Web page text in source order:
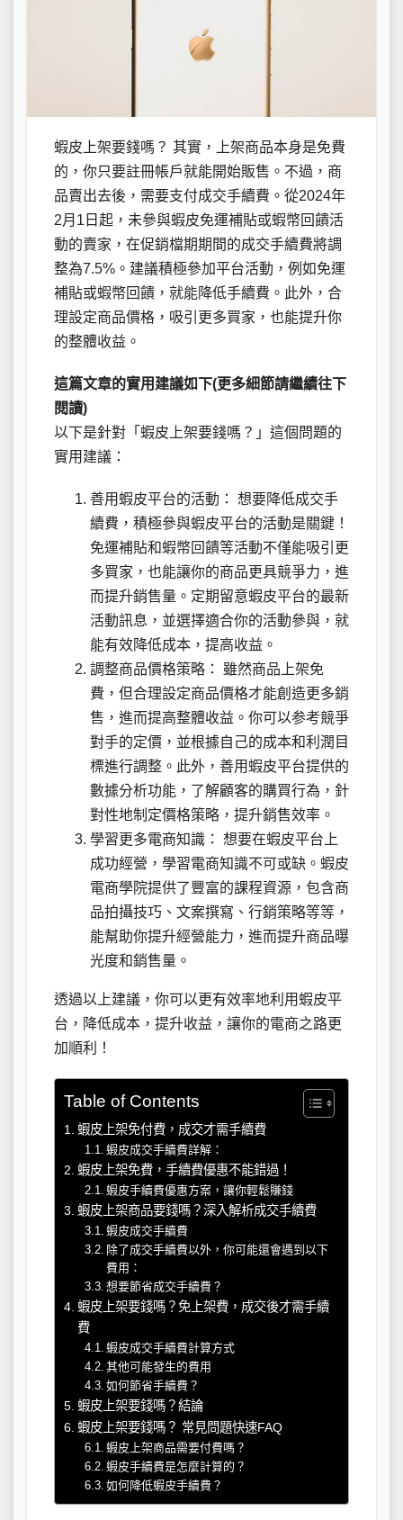
蝦皮上架要錢嗎？ 其實，上架商品本身是免費
的，你只要註冊帳戶就能開始販售。不過，商
品賣出去後，需要支付成交手續費。從2024年
2月1日起，未參與蝦皮免運補貼或蝦幣回饋活
動的賣家，在促銷檔期期間的成交手續費將調
整為7.5%。建議積極參加平台活動，例如免運
補貼或蝦幣回饋，就能降低手續費。此外，合
理設定商品價格，吸引更多買家，也能提升你
的整體收益。
這篇文章的實用建議如下(更多細節請繼續往下
閱讀)
以下是針對「蝦皮上架要錢嗎？」這個問題的
實用建議：
善用蝦皮平台的活動： 想要降低成交手
續費，積極參與蝦皮平台的活動是關鍵！
免運補貼和蝦幣回饋等活動不僅能吸引更
多買家，也能讓你的商品更具競爭力，進
而提升銷售量。定期留意蝦皮平台的最新
活動訊息，並選擇適合你的活動參與，就
能有效降低成本，提高收益。
調整商品價格策略： 雖然商品上架免
費，但合理設定商品價格才能創造更多銷
售，進而提高整體收益。你可以参考競爭
對手的定價，並根據自己的成本和利潤目
標進行調整。此外，善用蝦皮平台提供的
數據分析功能，了解顧客的購買行為，針
對性地制定價格策略，提升銷售效率。
學習更多電商知識： 想要在蝦皮平台上
成功經營，學習電商知識不可或缺。蝦皮
電商學院提供了豐富的課程資源，包含商
品拍攝技巧、文案撰寫、行銷策略等等，
能幫助你提升經營能力，進而提升商品曝
光度和銷售量。
透過以上建議，你可以更有效率地利用蝦皮平
台，降低成本，提升收益，讓你的電商之路更
加順利！
Table of Contents
蝦皮上架免付費，成交才需手續費
蝦皮成交手續費詳解：
蝦皮上架免費，手續費優惠不能錯過！
蝦皮手續費優惠方案，讓你輕鬆賺錢
蝦皮上架商品要錢嗎？深入解析成交手續費
蝦皮成交手續費
除了成交手續費以外，你可能還會遇到以下
費用：
想要節省成交手續費？
蝦皮上架要錢嗎？免上架費，成交後才需手續
費
蝦皮成交手續費計算方式
其他可能發生的費用
如何節省手續費？
蝦皮上架要錢嗎？結論
蝦皮上架要錢嗎？ 常見問題快速FAQ
蝦皮上架商品需要付費嗎？
蝦皮手續費是怎麼計算的？
如何降低蝦皮手續費？